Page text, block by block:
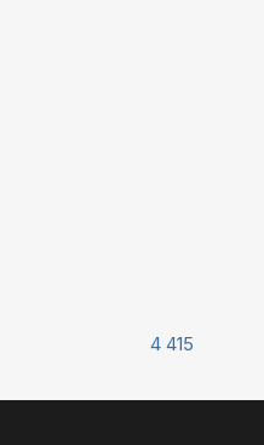
4 415